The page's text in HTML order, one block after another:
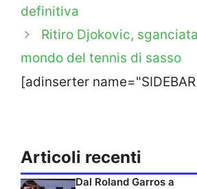
definitiva
Ritiro Djokovic,
mondo del tennis di sasso
[adinserter
Articoli recenti
Dal Roland Garros a